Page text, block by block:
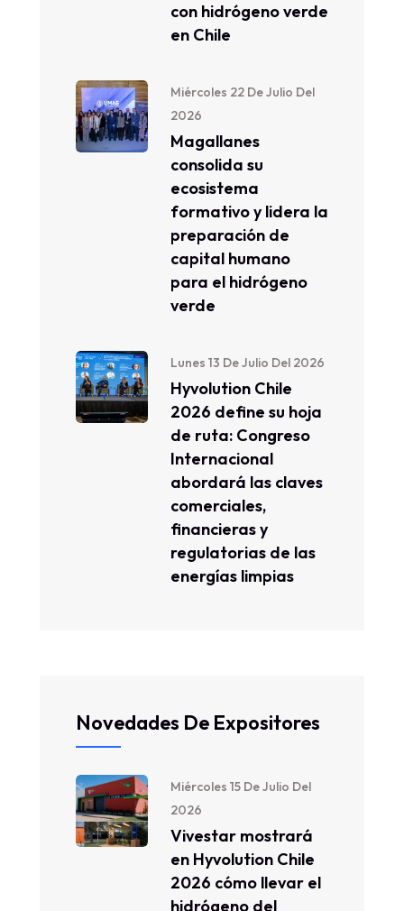
con hidrógeno verde
en Chile
Miércoles 22 De Julio Del
2026
Magallanes
consolida su
ecosistema
formativo y lidera la
preparación de
capital humano
para el hidrógeno
verde
Lunes 13 De Julio Del 2026
Hyvolution Chile
2026 define su hoja
de ruta: Congreso
Internacional
abordará las claves
comerciales,
financieras y
regulatorias de las
energías limpias
Novedades De Expositores
Miércoles 15 De Julio Del
2026
Vivestar mostrará
en Hyvolution Chile
2026 cómo llevar el
hidrógeno del